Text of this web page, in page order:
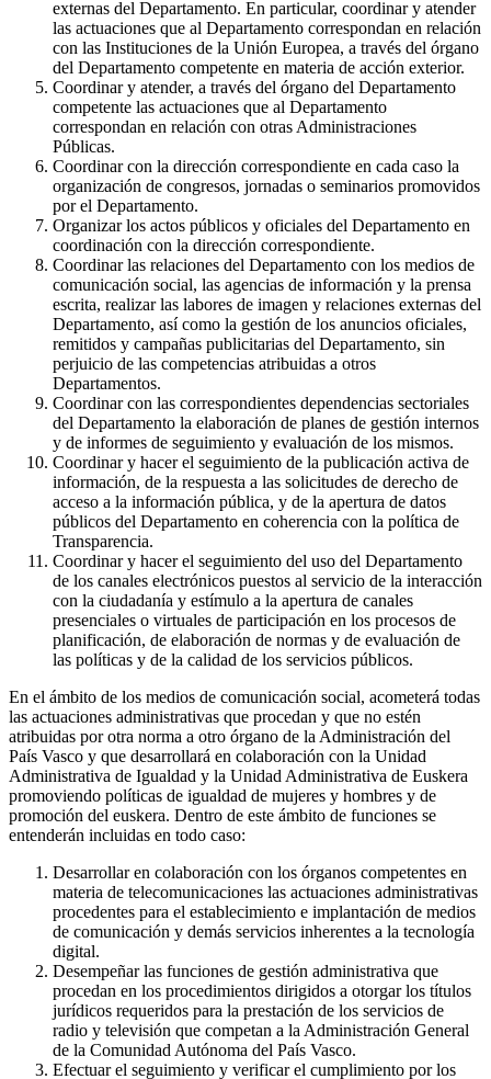
externas del Departamento. En particular, coordinar y atender
las actuaciones que al Departamento correspondan en relación
con las Instituciones de la Unión Europea, a través del órgano
del Departamento competente en materia de acción exterior.
Coordinar y atender, a través del órgano del Departamento
competente las actuaciones que al Departamento
correspondan en relación con otras Administraciones
Públicas.
Coordinar con la dirección correspondiente en cada caso la
organización de congresos, jornadas o seminarios promovidos
por el Departamento.
Organizar los actos públicos y oficiales del Departamento en
coordinación con la dirección correspondiente.
Coordinar las relaciones del Departamento con los medios de
comunicación social, las agencias de información y la prensa
escrita, realizar las labores de imagen y relaciones externas del
Departamento, así como la gestión de los anuncios oficiales,
remitidos y campañas publicitarias del Departamento, sin
perjuicio de las competencias atribuidas a otros
Departamentos.
Coordinar con las correspondientes dependencias sectoriales
del Departamento la elaboración de planes de gestión internos
y de informes de seguimiento y evaluación de los mismos.
Coordinar y hacer el seguimiento de la publicación activa de
información, de la respuesta a las solicitudes de derecho de
acceso a la información pública, y de la apertura de datos
públicos del Departamento en coherencia con la política de
Transparencia.
Coordinar y hacer el seguimiento del uso del Departamento
de los canales electrónicos puestos al servicio de la interacción
con la ciudadanía y estímulo a la apertura de canales
presenciales o virtuales de participación en los procesos de
planificación, de elaboración de normas y de evaluación de
las políticas y de la calidad de los servicios públicos.
En el ámbito de los medios de comunicación social, acometerá todas
las actuaciones administrativas que procedan y que no estén
atribuidas por otra norma a otro órgano de la Administración del
País Vasco y que desarrollará en colaboración con la Unidad
Administrativa de Igualdad y la Unidad Administrativa de Euskera
promoviendo políticas de igualdad de mujeres y hombres y de
promoción del euskera. Dentro de este ámbito de funciones se
entenderán incluidas en todo caso:
Desarrollar en colaboración con los órganos competentes en
materia de telecomunicaciones las actuaciones administrativas
procedentes para el establecimiento e implantación de medios
de comunicación y demás servicios inherentes a la tecnología
digital.
Desempeñar las funciones de gestión administrativa que
procedan en los procedimientos dirigidos a otorgar los títulos
jurídicos requeridos para la prestación de los servicios de
radio y televisión que competan a la Administración General
de la Comunidad Autónoma del País Vasco.
Efectuar el seguimiento y verificar el cumplimiento por los